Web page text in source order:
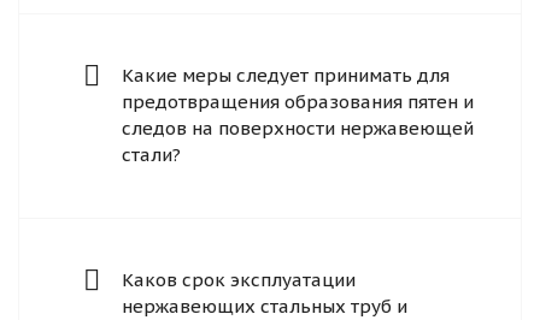
Какие меры следует принимать для
предотвращения образования пятен и
следов на поверхности нержавеющей
стали?
Каков срок эксплуатации
нержавеющих стальных труб и